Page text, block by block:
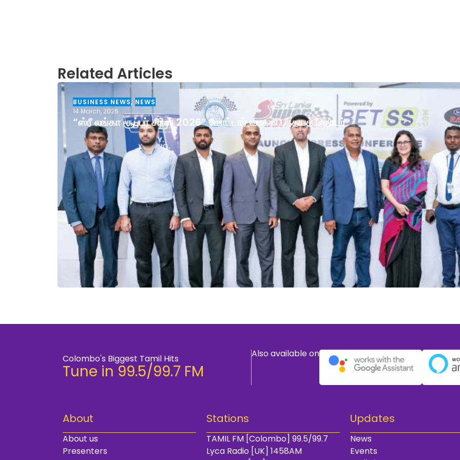
Related Articles
BUSINESS NEWS, NEWS
14 March, 2026
“ஸ்ரீ லங்கா சூப்பர் சீரிஸ் 2026” மோட்டார் வாகன பந்தயத் தொடர்
Colombo's Biggest Tamil Hits
Tune in 99.5/99.7 FM
Also available on
About
About us
Presenters
Stations
TAMIL FM [Colombo] 99.5/99.7
Lyca Radio [UK] 1458AM
Updates
News
Events